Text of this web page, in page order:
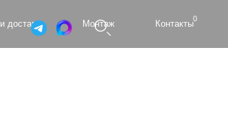
Контакты
Монтаж